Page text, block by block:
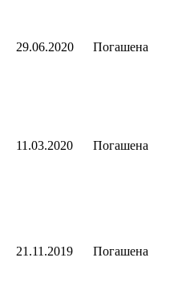
29.06.2020 Погашена
11.03.2020 Погашена
21.11.2019 Погашена